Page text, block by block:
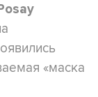
«маска